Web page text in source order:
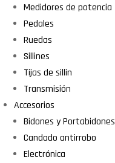
Medidores de potencia
Pedales
Ruedas
Sillines
Tijas de sillin
Transmisión
Accesorios
Bidones y Portabidones
Candado antirrobo
Electrónica